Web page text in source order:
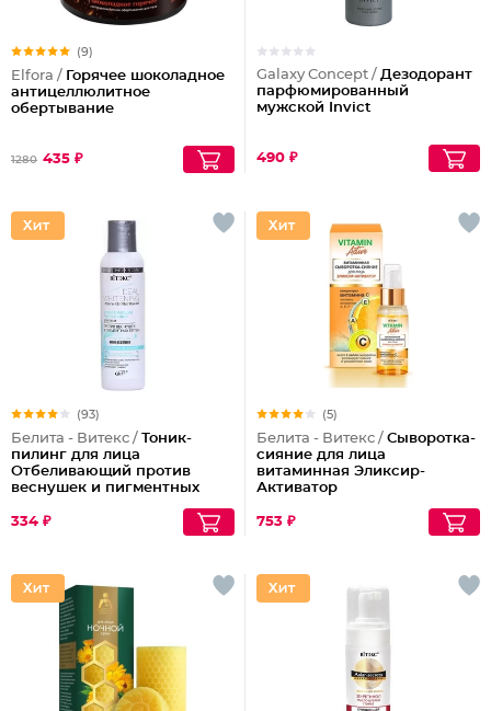
(9)
Elfora / Горячее шоколадное
антицеллюлитное
обертывание
1280 435 ₽
Galaxy Concept / Дезодорант
парфюмированный
мужской Invict
490 ₽
(93)
Белита - Витекс / Тоник-
пилинг для лица
Отбеливающий против
веснушек и пигментных
334 ₽
(5)
Белита - Витекс / Сыворотка-
сияние для лица
витаминная Эликсир-
Активатор
753 ₽